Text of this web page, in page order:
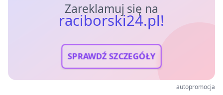
Zareklamuj się na
raciborski24.pl!
SPRAWDŹ SZCZEGÓŁY
autopromocja